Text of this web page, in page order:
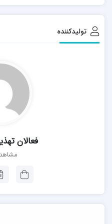
تنها کاری که باید کرد، هشدار
های اجتماعی، داستان های
های تاریخی، داستان های
مربوط به دفاع مقدس در ۳۴۵صفحه چاپ شده است.
جهت خرید ایترنتی کتاب از
تولیدکننده
فعالان